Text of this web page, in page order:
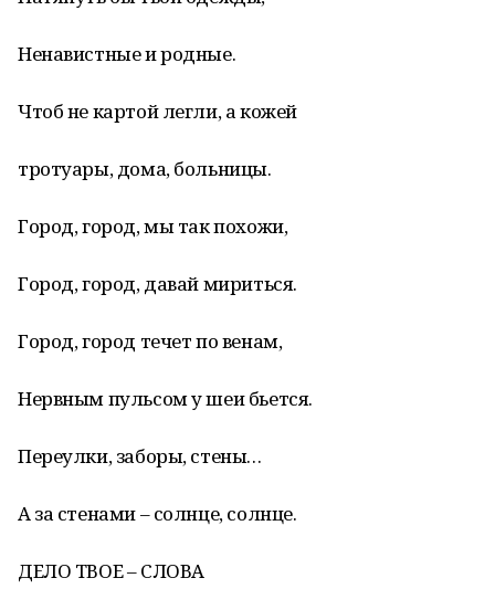
Ненавистные и родные.
Чтоб не картой легли, а кожей
тротуары, дома, больницы.
Город, город, мы так похожи,
Город, город, давай мириться.
Город, город течет по венам,
Нервным пульсом у шеи бьется.
Переулки, заборы, стены…
А за стенами – солнце, солнце.
ДЕЛО ТВОЕ – СЛОВА